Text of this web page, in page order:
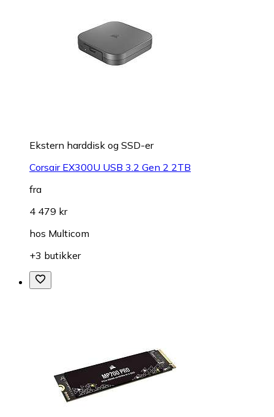
Ekstern harddisk og SSD-er
Corsair EX300U USB 3.2 Gen 2 2TB
fra
4 479 kr
hos Multicom
+3 butikker